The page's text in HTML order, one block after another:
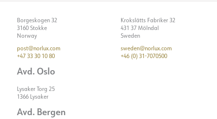
Borgeskogen 32
3160 Stokke
Norway
post@norlux.com
+47 33 30 10 80
Avd. Oslo
Lysaker Torg 25
1366 Lysaker
Avd. Bergen
Krokslätts Fabriker 32
431 37 Mölndal
Sweden
sweden@norlux.com
+46 (0) 31-7070500